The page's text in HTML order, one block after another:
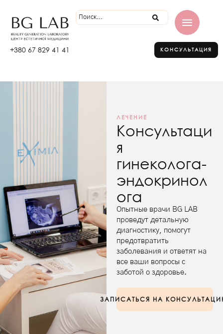
+380 67 829 41 41 КОНСУЛЬТАЦИЯ
ЛЕЧЕНИЕ
Консультаци
я
гинеколога-
эндокринол
ога
Опытные врачи BG LAB
проведут детальную
диагностику, помогут
предотвратить
заболевания и ответят на
все ваши вопросы с
заботой о здоровье.
ЗАПИСАТЬСЯ НА